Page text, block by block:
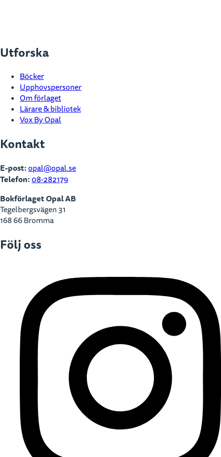
Utforska
Böcker
Upphovspersoner
Om förlaget
Lärare & bibliotek
Vox By Opal
Kontakt
E-post:opal@opal.se
Telefon:08-282179
Bokförlaget Opal AB
Tegelbergsvägen 31
168 66 Bromma
Följ oss